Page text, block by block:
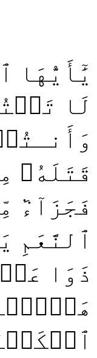
يَٰٓأَيُّهَا
لَا
قَتَلَهُۥ
فَجَزَآءٞ
ٱلنَّعَمِ
ذَوَا
هَدۡيَۢا